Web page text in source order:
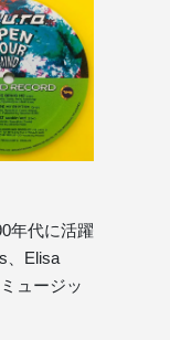
年代に活躍
、Elisa
ュージッ